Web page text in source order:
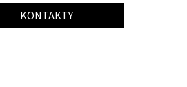
KONTAKTY